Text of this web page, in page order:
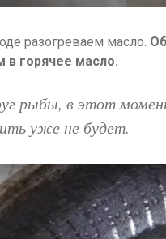
разогреваем масло.
в горячее масло.
рыбы, в этот
уже не будет.